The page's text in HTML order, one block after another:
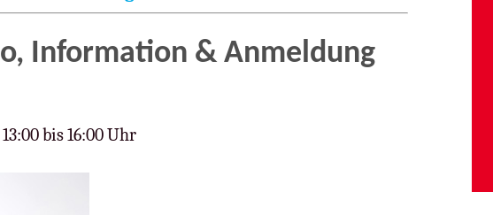
Information & Anmeldung
bis 16:00 Uhr